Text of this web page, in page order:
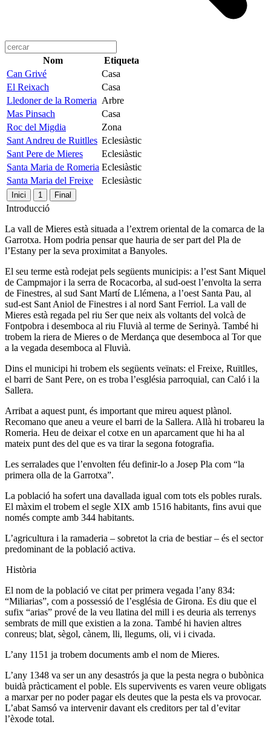
Nom
Etiqueta
Can Grivé
Casa
El Reixach
Casa
Lledoner de la Romeria Arbre
Mas Pinsach
Casa
Roc del Migdia
Zona
Sant Andreu de Ruitlles Eclesiàstic
Sant Pere de Mieres
Eclesiàstic
Santa Maria de Romeria Eclesiàstic
Santa Maria del Freixe
Eclesiàstic
Inici 1 Final
Introducció
La vall de Mieres està situada a l’extrem oriental de la comarca de la
Garrotxa. Hom podria pensar que hauria de ser part del Pla de
l’Estany per la seva proximitat a Banyoles.
El seu terme està rodejat pels següents municipis: a l’est Sant Miquel
de Campmajor i la serra de Rocacorba, al sud-oest l’envolta la serra
de Finestres, al sud Sant Martí de Llémena, a l’oest Santa Pau, al
sud-est Sant Aniol de Finestres i al nord Sant Ferriol. La vall de
Mieres està regada pel riu Ser que neix als voltants del volcà de
Fontpobra i desemboca al riu Fluvià al terme de Serinyà. També hi
trobem la riera de Mieres o de Merdança que desemboca al Tor que
a la vegada desemboca al Fluvià.
Dins el municipi hi trobem els següents veïnats: el Freixe, Ruïtlles,
el barri de Sant Pere, on es troba l’església parroquial, can Caló i la
Sallera.
Arribat a aquest punt, és important que mireu aquest plànol.
Recomano que aneu a veure el barri de la Sallera. Allà hi trobareu la
Romeria. Heu de deixar el cotxe en un aparcament que hi ha al
mateix punt des del que es va tirar la segona fotografia.
Les serralades que l’envolten féu definir-lo a Josep Pla com “la
primera olla de la Garrotxa”.
La població ha sofert una davallada igual com tots els pobles rurals.
El màxim el trobem el segle XIX amb 1516 habitants, fins avui que
només compte amb 344 habitants.
L’agricultura i la ramaderia – sobretot la cria de bestiar – és el sector
predominant de la població activa.
Història
El nom de la població ve citat per primera vegada l’any 834:
“Miliarias”, com a possessió de l’església de Girona. Es diu que el
sufix “arias” prové de la veu llatina del mill i es deuria als terrenys
sembrats de mill que existien a la zona. També hi havien altres
conreus; blat, sègol, cànem, lli, llegums, oli, vi i civada.
L’any 1151 ja trobem documents amb el nom de Mieres.
L’any 1348 va ser un any desastrós ja que la pesta negra o bubònica
buidà pràcticament el poble. Els supervivents es varen veure obligats
a marxar per no poder pagar els deutes que la pesta els va provocar.
L’abat Samsó va intervenir davant els creditors per tal d’evitar
l’èxode total.